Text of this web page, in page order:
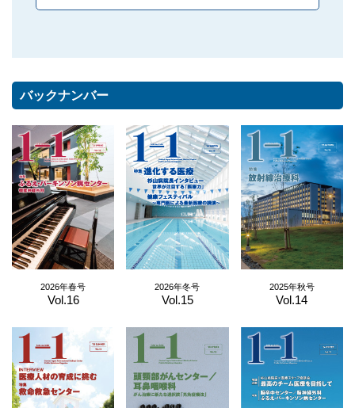
バックナンバー
2026年春号
Vol.16
2026年冬号
Vol.15
2025年秋号
Vol.14